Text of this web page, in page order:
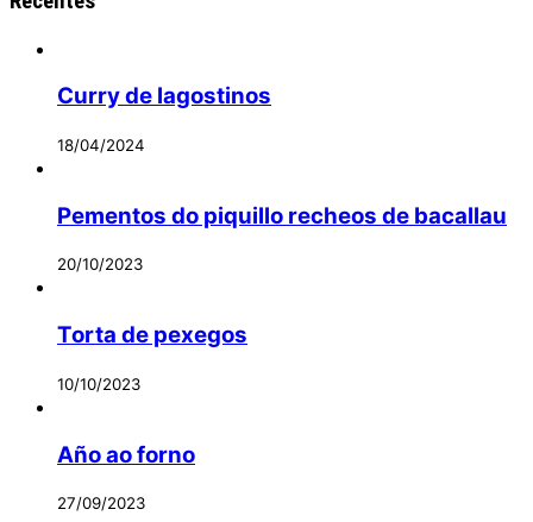
Curry de lagostinos
18/04/2024
Pementos do piquillo recheos de bacallau
20/10/2023
Torta de pexegos
10/10/2023
Año ao forno
27/09/2023